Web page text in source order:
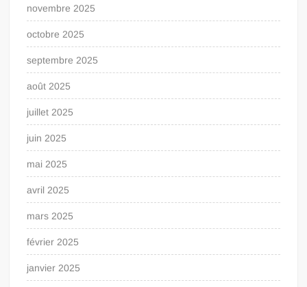
novembre 2025
octobre 2025
septembre 2025
août 2025
juillet 2025
juin 2025
mai 2025
avril 2025
mars 2025
février 2025
janvier 2025